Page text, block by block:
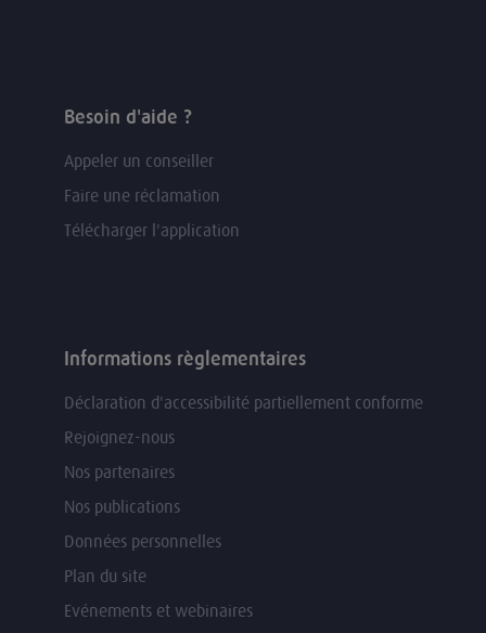
Besoin d'aide ?
Appeler un conseiller
Faire une réclamation
Télécharger l'application
Informations règlementaires
Déclaration d'accessibilité partiellement conforme
Rejoignez-nous
Nos partenaires
Nos publications
Données personnelles
Plan du site
Evénements et webinaires